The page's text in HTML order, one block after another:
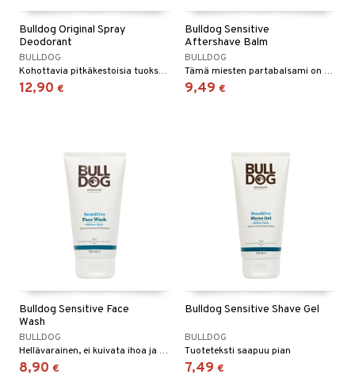
Bulldog Original Spray
Deodorant
BULLDOG
Kohottavia pitkäkestoisia tuoksuja ja hajunhallintatekniikkaa tarjotaan suojaksi 24 tuntia vuorokaudessa.
12,90 €
Bulldog Sensitive
Aftershave Balm
BULLDOG
Tämä miesten partabalsami on kehitetty kosteuttamaan ja rauhoittamaan ihoa parranajon jälkeen.
9,49 €
Bulldog Sensitive Face
Wash
BULLDOG
Hellävarainen, ei kuivata ihoa ja antaa ihollesi raikkaan tunteen.
8,90 €
Bulldog Sensitive Shave Gel
BULLDOG
Tuoteteksti saapuu pian
7,49 €